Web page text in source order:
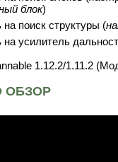
блок)
поиск структуры (
усилитель
ОБЗОР